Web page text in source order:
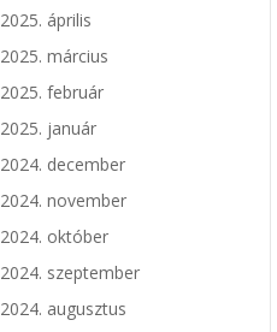
2025. április
2025. március
2025. február
2025. január
2024. december
2024. november
2024. október
2024. szeptember
2024. augusztus